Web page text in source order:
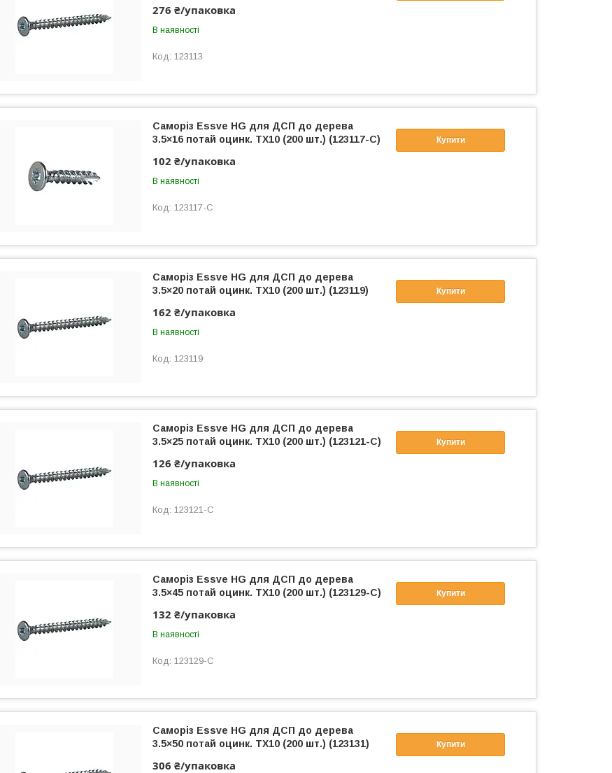
276 ₴/упаковка
В наявності
123113
Купити
Саморіз Essve HG для ДСП до дерева
3.5×16 потай оцинк. TX10 (200 шт.) (123117-C)
102 ₴/упаковка
В наявності
123117-C
Купити
Саморіз Essve HG для ДСП до дерева
3.5×20 потай оцинк. TX10 (200 шт.) (123119)
162 ₴/упаковка
В наявності
123119
Купити
Саморіз Essve HG для ДСП до дерева
3.5×25 потай оцинк. TX10 (200 шт.) (123121-C)
126 ₴/упаковка
В наявності
123121-C
Купити
Саморіз Essve HG для ДСП до дерева
3.5×45 потай оцинк. TX10 (200 шт.) (123129-C)
132 ₴/упаковка
В наявності
123129-C
Купити
Саморіз Essve HG для ДСП до дерева
3.5×50 потай оцинк. TX10 (200 шт.) (123131)
306 ₴/упаковка